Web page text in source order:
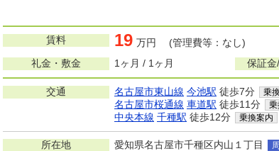
賃料 19 万円 (管理費等：なし)
礼金・敷金
1ヶ月 / 1ヶ月 保証金
交通 名古屋市東山線 今池駅 徒歩7分 乗
名古屋市桜通線 車道駅 徒歩11分 乗
中央本線 千種駅 徒歩12分 乗換案内
所在地 愛知県名古屋市千種区内山１丁目